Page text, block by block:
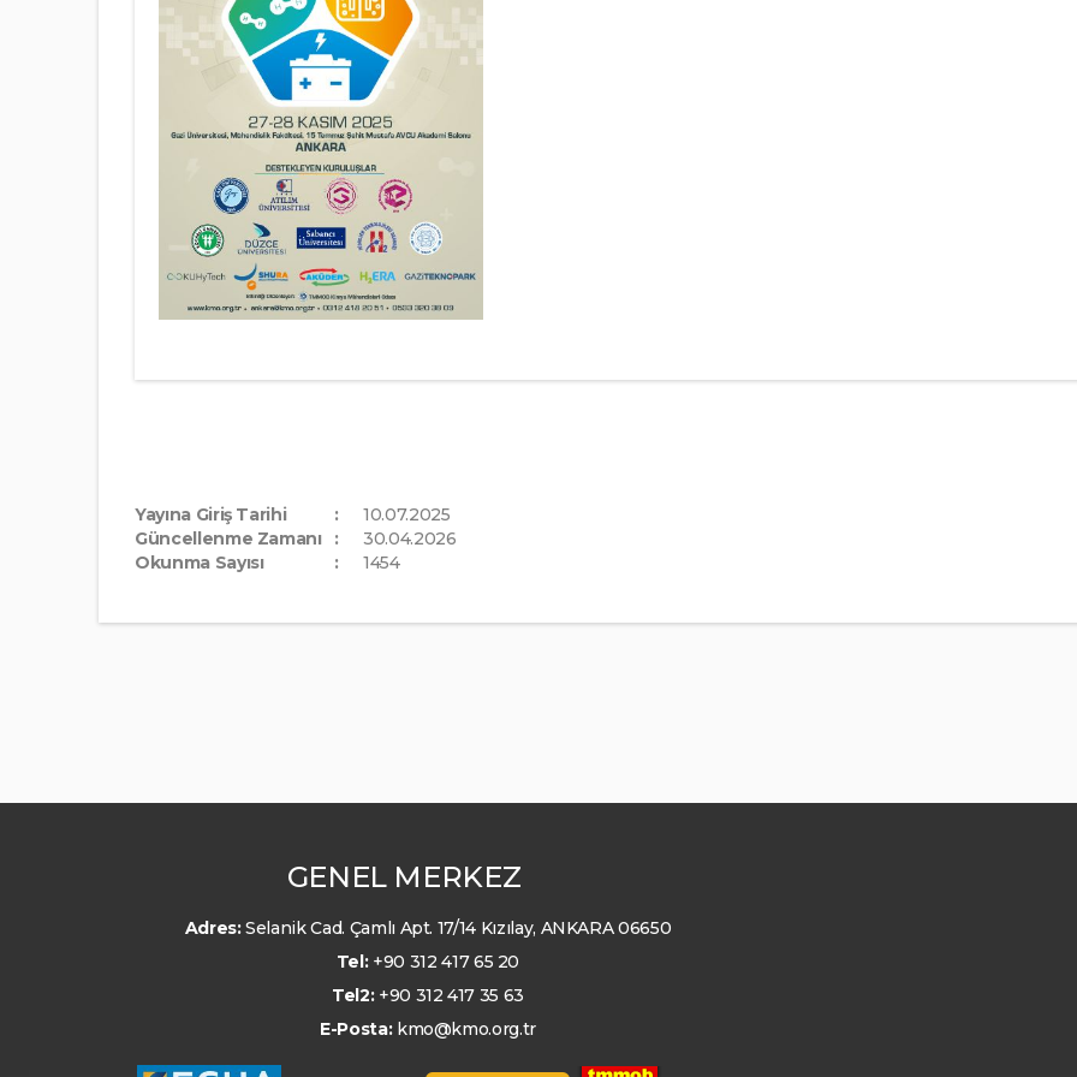
Yayına Giriş Tarihi
10.07.2025
Güncellenme Zamanı
30.04.2026
Okunma Sayısı
1454
GENEL MERKEZ
Adres:Selanik Cad. Çamlı Apt. 17/14 Kızılay, ANKARA 06650
Tel: +90 312 417 65 20
Tel2: +90 312 417 35 63
E-Posta: kmo@kmo.org.tr